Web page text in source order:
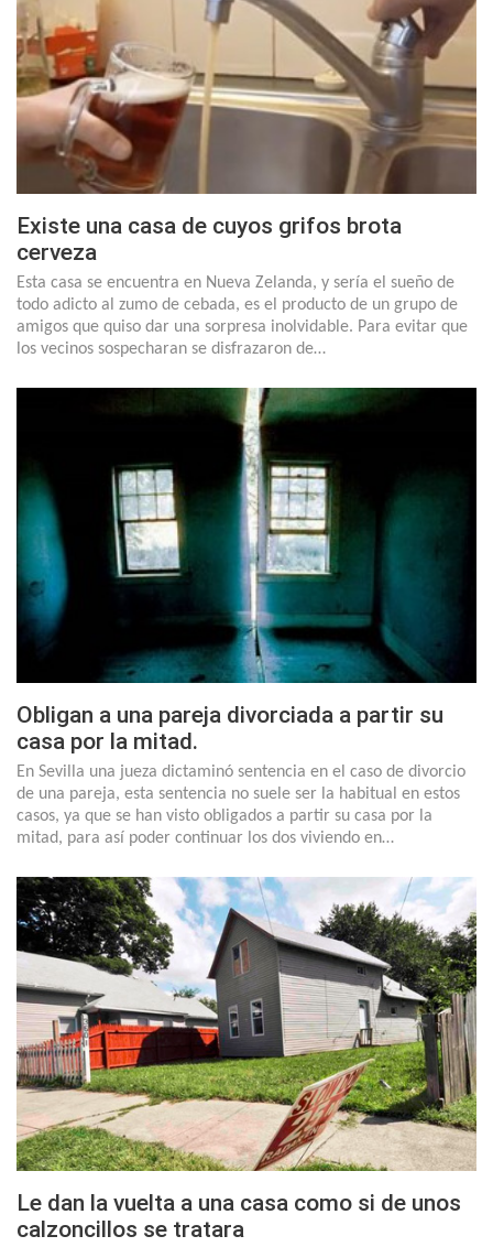
Existe una casa de cuyos grifos brota
cerveza
Esta casa se encuentra en Nueva Zelanda, y sería el sueño de
todo adicto al zumo de cebada, es el producto de un grupo de
amigos que quiso dar una sorpresa inolvidable. Para evitar que
los vecinos sospecharan se disfrazaron de…
Obligan a una pareja divorciada a partir su
casa por la mitad.
En Sevilla una jueza dictaminó sentencia en el caso de divorcio
de una pareja, esta sentencia no suele ser la habitual en estos
casos, ya que se han visto obligados a partir su casa por la
mitad, para así poder continuar los dos viviendo en…
Le dan la vuelta a una casa como si de unos
calzoncillos se tratara